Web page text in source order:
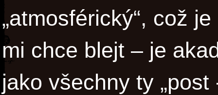
„atmosférický“, což
mi chce blejt – je
jako všechny ty